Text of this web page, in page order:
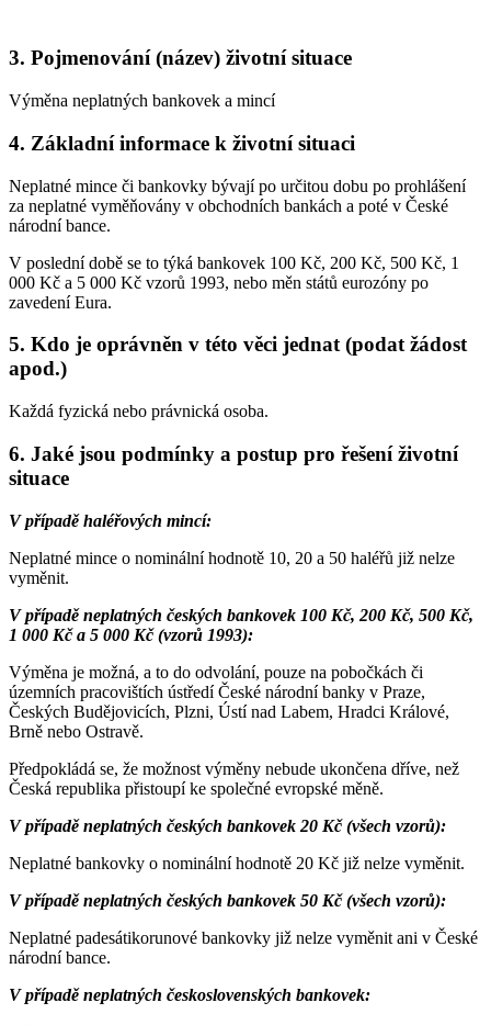
3. Pojmenování (název) životní situace
Výměna neplatných bankovek a mincí
4. Základní informace k životní situaci
Neplatné mince či bankovky bývají po určitou dobu po prohlášení
za neplatné vyměňovány v obchodních bankách a poté v České
národní bance.
V poslední době se to týká bankovek 100 Kč, 200 Kč, 500 Kč, 1
000 Kč a 5 000 Kč vzorů 1993, nebo měn států eurozóny po
zavedení Eura.
5. Kdo je oprávněn v této věci jednat (podat žádost
apod.)
Každá fyzická nebo právnická osoba.
6. Jaké jsou podmínky a postup pro řešení životní
situace
V případě haléřových mincí:
Neplatné mince o nominální hodnotě 10, 20 a 50 haléřů již nelze
vyměnit.
V případě neplatných českých bankovek 100 Kč, 200 Kč, 500 Kč,
1 000 Kč a 5 000 Kč (vzorů 1993):
Výměna je možná, a to do odvolání, pouze na pobočkách či
územních pracovištích ústředí České národní banky v Praze,
Českých Budějovicích, Plzni, Ústí nad Labem, Hradci Králové,
Brně nebo Ostravě.
Předpokládá se, že možnost výměny nebude ukončena dříve, než
Česká republika přistoupí ke společné evropské měně.
V případě neplatných českých bankovek 20 Kč (všech vzorů):
Neplatné bankovky o nominální hodnotě 20 Kč již nelze vyměnit.
V případě neplatných českých bankovek 50 Kč (všech vzorů):
Neplatné padesátikorunové bankovky již nelze vyměnit ani v České
národní bance.
V případě neplatných československých bankovek: